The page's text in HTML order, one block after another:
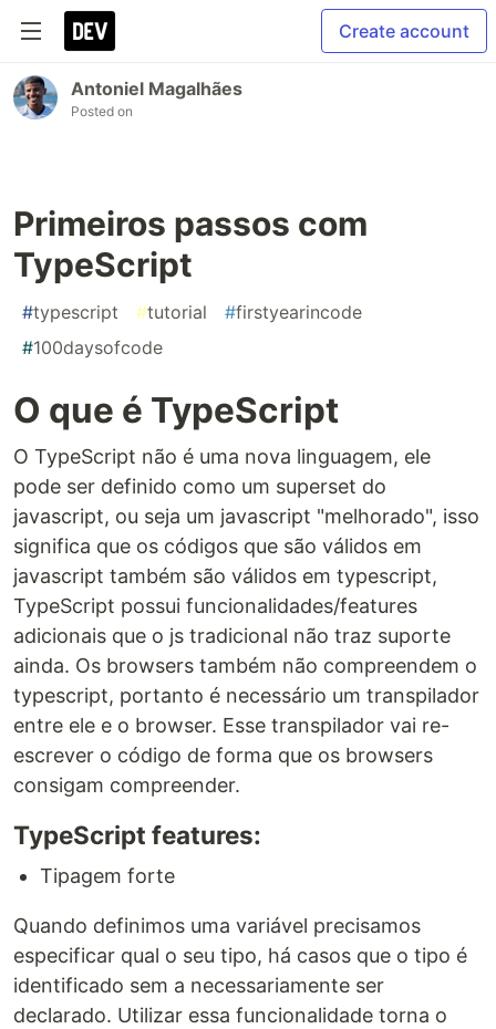
Create account
Antoniel Magalhães
Posted on
Primeiros passos com
TypeScript
#typescript #tutorial #firstyearincode
#100daysofcode
O que é TypeScript
O TypeScript não é uma nova linguagem, ele
pode ser definido como um superset do
javascript, ou seja um javascript "melhorado", isso
significa que os códigos que são válidos em
javascript também são válidos em typescript,
TypeScript possui funcionalidades/features
adicionais que o js tradicional não traz suporte
ainda. Os browsers também não compreendem o
typescript, portanto é necessário um transpilador
entre ele e o browser. Esse transpilador vai re-
escrever o código de forma que os browsers
consigam compreender.
TypeScript features:
Tipagem forte
Quando definimos uma variável precisamos
especificar qual o seu tipo, há casos que o tipo é
identificado sem a necessariamente ser
declarado. Utilizar essa funcionalidade torna o